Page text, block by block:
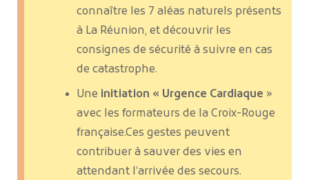
connaître les 7 aléas naturels présents
à La Réunion, et découvrir les
consignes de sécurité à suivre en cas
de catastrophe.
Une initiation « Urgence Cardiaque »
avec les formateurs de la Croix-Rouge
française.Ces gestes peuvent
contribuer à sauver des vies en
attendant l’arrivée des secours.